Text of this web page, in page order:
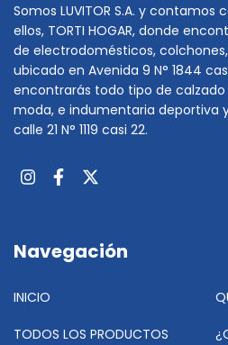
Somos LUVITOR S.A. y contamos
ellos, TORTI HOGAR, donde
de electrodomésticos,
ubicado en Avenida 9 N° 1844
encontrarás todo tipo de
moda, e indumentaria deportiva
calle 21 N° 1119 casi 22.
Navegación
INICIO
TODOS LOS PRODUCTOS